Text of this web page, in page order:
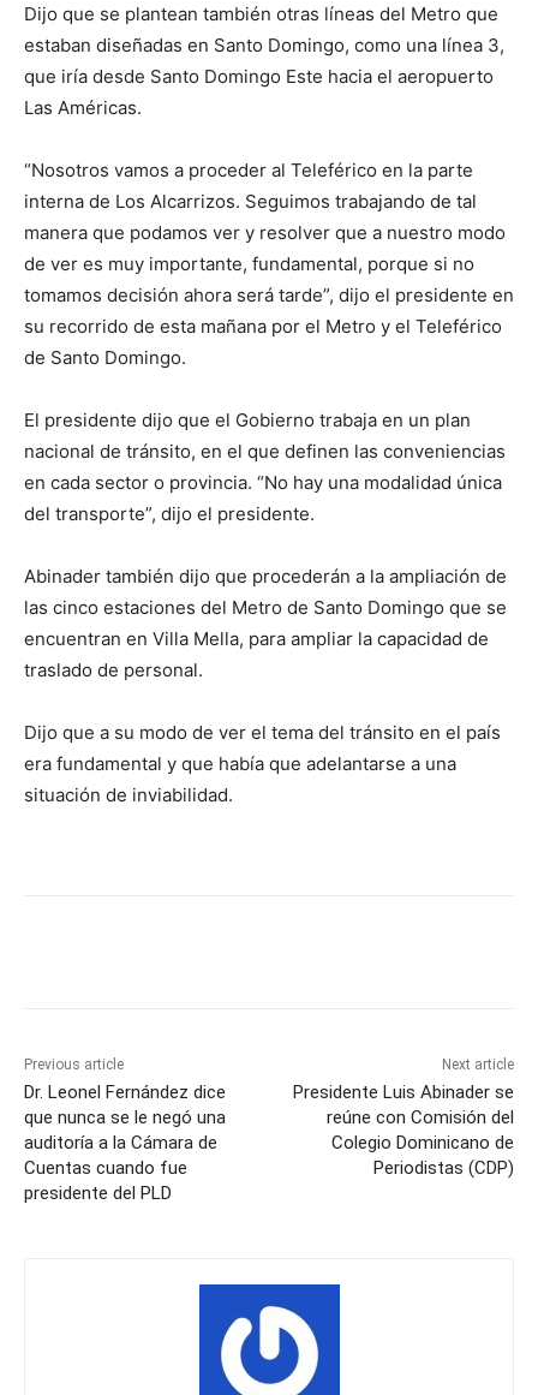
Dijo que se plantean también otras líneas del Metro que
estaban diseñadas en Santo Domingo, como una línea 3,
que iría desde Santo Domingo Este hacia el aeropuerto
Las Américas.
“Nosotros vamos a proceder al Teleférico en la parte
interna de Los Alcarrizos. Seguimos trabajando de tal
manera que podamos ver y resolver que a nuestro modo
de ver es muy importante, fundamental, porque si no
tomamos decisión ahora será tarde”, dijo el presidente en
su recorrido de esta mañana por el Metro y el Teleférico
de Santo Domingo.
El presidente dijo que el Gobierno trabaja en un plan
nacional de tránsito, en el que definen las conveniencias
en cada sector o provincia. “No hay una modalidad única
del transporte”, dijo el presidente.
Abinader también dijo que procederán a la ampliación de
las cinco estaciones del Metro de Santo Domingo que se
encuentran en Villa Mella, para ampliar la capacidad de
traslado de personal.
Dijo que a su modo de ver el tema del tránsito en el país
era fundamental y que había que adelantarse a una
situación de inviabilidad.
Previous article
Dr. Leonel Fernández dice
que nunca se le negó una
auditoría a la Cámara de
Cuentas cuando fue
presidente del PLD
Next article
Presidente Luis Abinader se
reúne con Comisión del
Colegio Dominicano de
Periodistas (CDP)